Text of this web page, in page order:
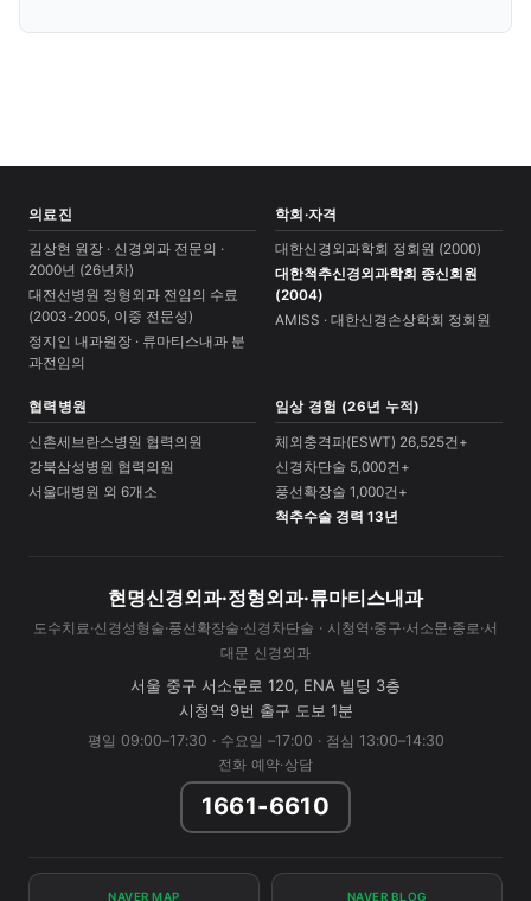
의료진
김상현 원장 · 신경외과 전문의 ·
2000년 (26년차)
대전선병원 정형외과 전임의 수료
(2003-2005, 이중 전문성)
정지인 내과원장 · 류마티스내과 분
과전임의
학회·자격
대한신경외과학회 정회원 (2000)
대한척추신경외과학회 종신회원
(2004)
AMISS · 대한신경손상학회 정회원
협력병원
신촌세브란스병원 협력의원
강북삼성병원 협력의원
서울대병원 외 6개소
임상 경험 (26년 누적)
체외충격파(ESWT) 26,525건+
신경차단술 5,000건+
풍선확장술 1,000건+
척추수술 경력 13년
현명신경외과·정형외과·류마티스내과
도수치료·신경성형술·풍선확장술·신경차단술 · 시청역·중구·서소문·종로·서
대문 신경외과
서울 중구 서소문로 120, ENA 빌딩 3층
시청역 9번 출구 도보 1분
평일 09:00–17:30 · 수요일 –17:00 · 점심 13:00–14:30
전화 예약·상담
1661-6610
NAVER MAP NAVER BLOG